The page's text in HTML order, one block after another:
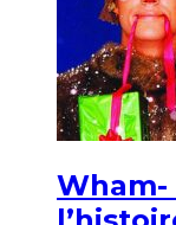
Wham-